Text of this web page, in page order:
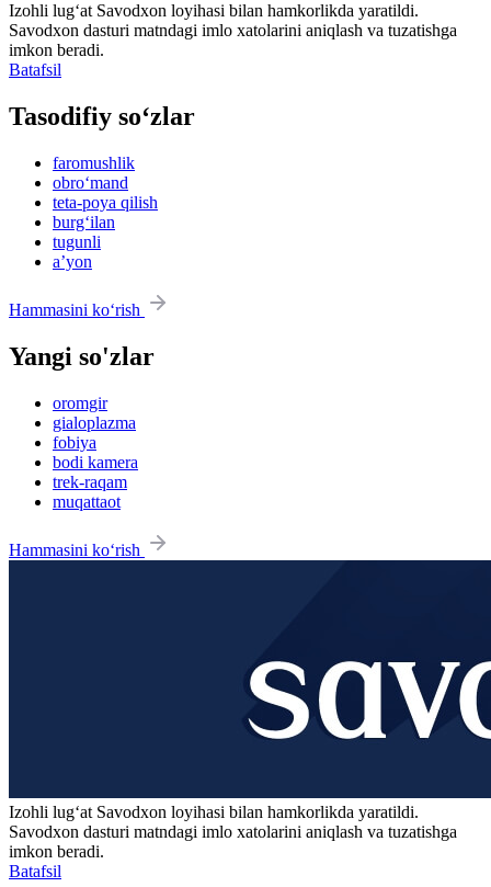
Izohli lugʻat Savodxon loyihasi bilan hamkorlikda yaratildi.
Savodxon dasturi matndagi imlo xatolarini aniqlash va tuzatishga
imkon beradi.
Batafsil
Tasodifiy so‘zlar
faromushlik
obro‘mand
teta-poya qilish
burg‘ilan
tugunli
aʼyon
Hammasini ko‘rish
Yangi so'zlar
oromgir
gialoplazma
fobiya
bodi kamera
trek-raqam
muqattaot
Hammasini ko‘rish
Izohli lugʻat Savodxon loyihasi bilan hamkorlikda yaratildi.
Savodxon dasturi matndagi imlo xatolarini aniqlash va tuzatishga
imkon beradi.
Batafsil